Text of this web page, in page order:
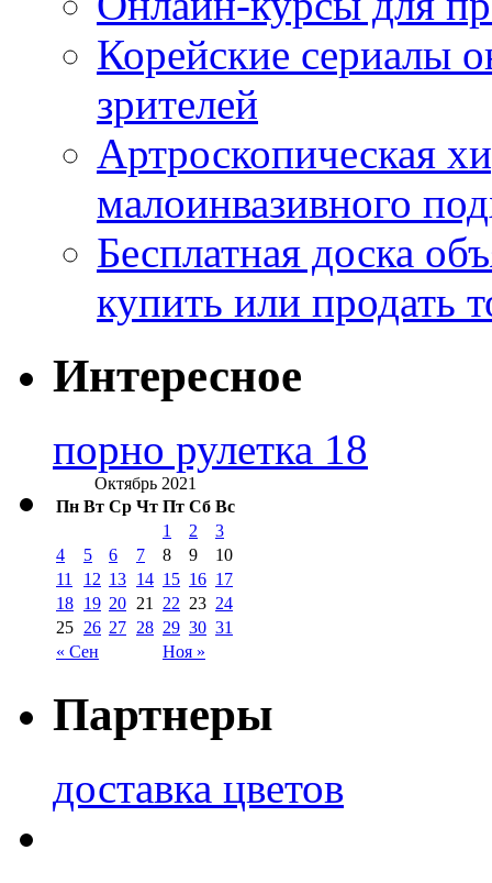
Корейские сериалы
зрителей
Артроскопическая
малоинвазивного
Бесплатная доска
купить или продать
Интересное
порно рулетка 18
Октябрь 2021
Пн Вт Ср Чт Пт Сб Вс
« Сен Ноя »
1 2
3
4
5 6 7 8 9
10
11
12 13 14 15 16 17
18 19 20 21 22 23 24
25 26 27 28 29 30 31
Партнеры
доставка цветов